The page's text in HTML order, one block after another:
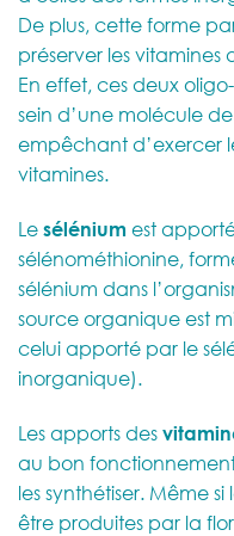
De plus, cette forme
préserver les vitamines
En effet, ces deux
sein d’une molécule
empêchant d’exercer
vitamines.
Le sélénium est
sélénométhionine,
sélénium dans
source organique est
celui apporté par le
inorganique).
Les apports des
au bon
les synthétiser. Même si
être produites par la